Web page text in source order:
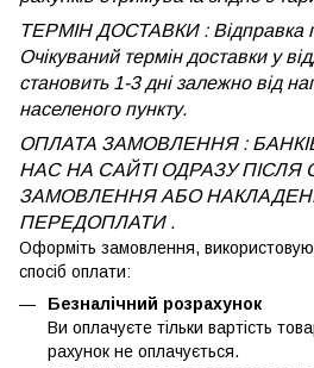
ТЕРМІН ДОСТАВКИ : Відправка
Очікуваний термін доставки у
становить 1-3 дні залежно від
населеного пункту.
ОПЛАТА ЗАМОВЛЕННЯ :
НАС НА САЙТІ ОДРАЗУ
ЗАМОВЛЕННЯ АБО
ПЕРЕДОПЛАТИ .
Оформіть замовлення,
спосіб оплати:
Безналічний розрахунок
Ви оплачуєте тільки вартість
рахунок не оплачується.